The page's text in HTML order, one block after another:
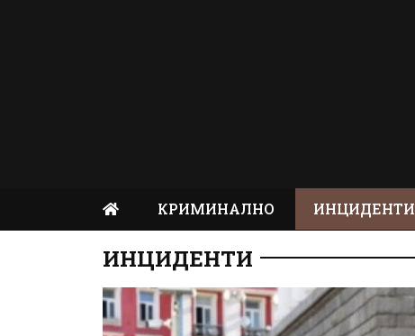
КРИМИНАЛНО ИНЦИДЕНТИ
ИНЦИДЕНТИ